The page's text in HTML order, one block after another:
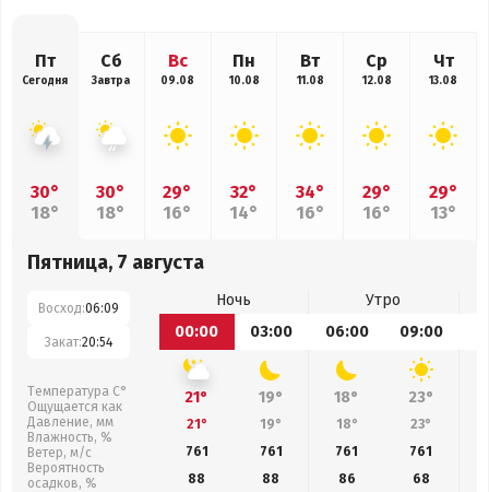
Пт
Сегодня
30°
18°
Сб
Завтра
30°
18°
Вс
09.08
29°
16°
Пн
10.08
32°
14°
Вт
11.08
34°
16°
Ср
12.08
29°
16°
Чт
13.08
29°
13°
Пятница, 7 августа
Восход:06:09
Закат:20:54
Температура С°
Ощущается как
Давление, мм
Влажность, %
Ветер, м/с
Вероятность
осадков, %
Ночь
Утро
00:00
03:00 06:00 09:00
21° 19° 18° 23°
21° 19° 18° 23°
761
761 761 761
88
88 86 68